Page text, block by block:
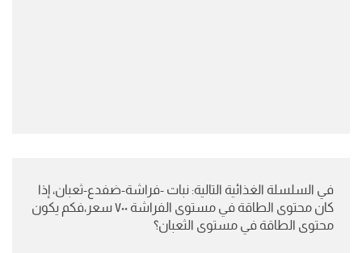
في السلسلة الغذائية التالية: نبات -فراشة-ضفدع-ثعبان، إذا
كان محتوى الطاقة في مستوى الفراشة ٧٠٠ سعر،فكم يكون
محتوى الطاقة في مستوى الثعبان؟